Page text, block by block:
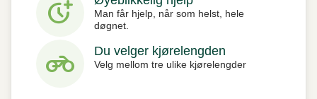
more_time
Man får hjelp, når som helst, hele
døgnet.
motorcycle Du velger kjørelengden
Velg mellom tre ulike kjørelengder